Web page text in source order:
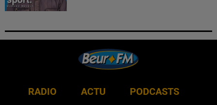
RADIO ACTU PODCASTS